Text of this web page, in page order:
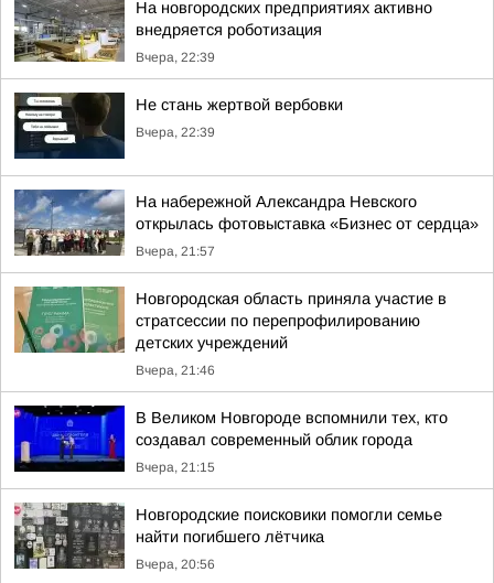
На новгородских предприятиях активно
внедряется роботизация
Вчера, 22:39
Не стань жертвой вербовки
Вчера, 22:39
На набережной Александра Невского
открылась фотовыставка «Бизнес от сердца»
Вчера, 21:57
Новгородская область приняла участие в
стратсессии по перепрофилированию
детских учреждений
Вчера, 21:46
В Великом Новгороде вспомнили тех, кто
создавал современный облик города
Вчера, 21:15
Новгородские поисковики помогли семье
найти погибшего лётчика
Вчера, 20:56